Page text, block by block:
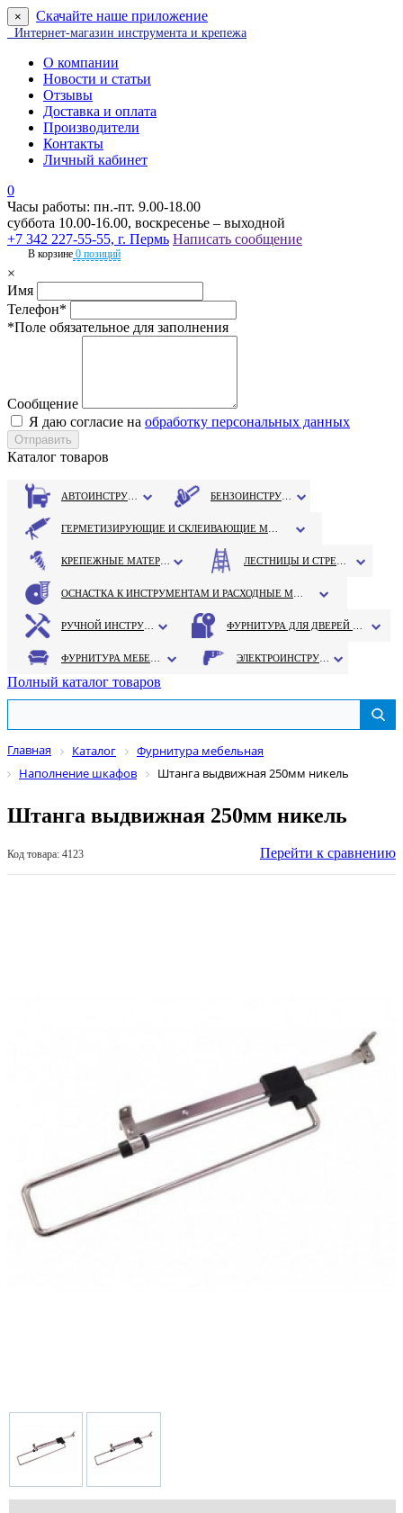
× Скачайте наше приложение
Интернет-магазин инструмента и крепежа
О компании
Новости и статьи
Отзывы
Доставка и оплата
Производители
Контакты
Личный кабинет
0
Часы работы: пн.-пт. 9.00-18.00
суббота 10.00-16.00, воскресенье – выходной
+7 342 227-55-55, г. Пермь Написать сообщение
В корзине 0 позиций
×
Имя
Телефон*
*Поле обязательное для заполнения
Сообщение
Я даю согласие на обработку персональных данных
Каталог товаров
Полный каталог товаров
Главная Каталог
Фурнитура мебельная
Наполнение шкафов
Штанга выдвижная 250мм никель
Штанга выдвижная 250мм никель
Код товара: 4123 Перейти к сравнению